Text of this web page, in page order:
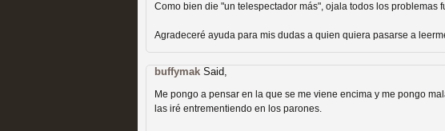
Las series de 10 temporadas están
extinción
MOLTISANTI
Recomendación de la semana
Como bien die "un telespectador más", ojala todos los problemas
Agradeceré ayuda para mis dudas a quien quiera pasarse a
buffymak Said,
Me pongo a pensar en la que se me viene encima y me pongo
las iré entrementiendo en los parones.